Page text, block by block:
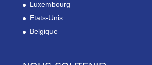
Luxembourg
Etats-Unis
Belgique